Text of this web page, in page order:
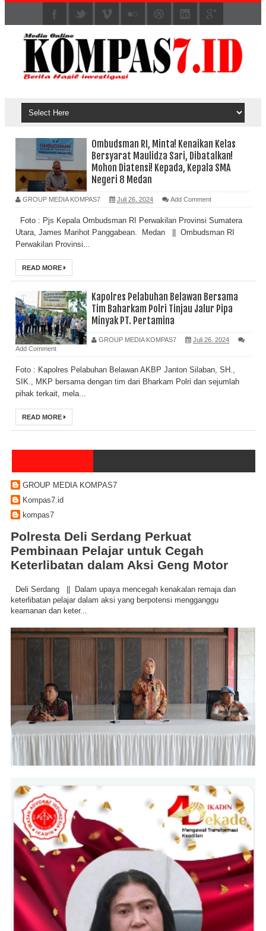
Ombudsman RI, Minta! Kenaikan Kelas
Bersyarat Maulidza Sari, Dibatalkan!
Mohon Diatensi! Kepada, Kepala SMA
Negeri 8 Medan
GROUP MEDIA KOMPAS7 Juli 26, 2024 Add Comment
Foto : Pjs Kepala Ombudsman RI Perwakilan Provinsi Sumatera
Utara, James Marihot Panggabean. Medan || Ombudsman RI
Perwakilan Provinsi...
READ MORE
Kapolres Pelabuhan Belawan Bersama
Tim Baharkam Polri Tinjau Jalur Pipa
Minyak PT. Pertamina
GROUP MEDIA KOMPAS7
Juli 26, 2024
Add Comment
Foto : Kapolres Pelabuhan Belawan AKBP Janton Silaban, SH.,
SIK., MKP bersama dengan tim dari Bharkam Polri dan sejumlah
pihak terkait, mela...
READ MORE
GROUP MEDIA KOMPAS7
Kompas7.id
kompas7
Polresta Deli Serdang Perkuat
Pembinaan Pelajar untuk Cegah
Keterlibatan dalam Aksi Geng Motor
Deli Serdang || Dalam upaya mencegah kenakalan remaja dan
keterlibatan pelajar dalam aksi yang berpotensi mengganggu
keamanan dan keter...